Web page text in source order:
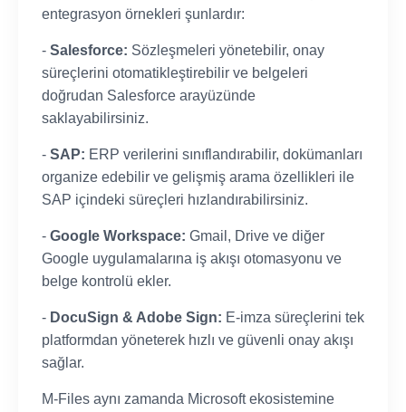
entegrasyon örnekleri şunlardır:
- Salesforce: Sözleşmeleri yönetebilir, onay
süreçlerini otomatikleştirebilir ve belgeleri
doğrudan Salesforce arayüzünde
saklayabilirsiniz.
- SAP: ERP verilerini sınıflandırabilir, dokümanları
organize edebilir ve gelişmiş arama özellikleri ile
SAP içindeki süreçleri hızlandırabilirsiniz.
- Google Workspace: Gmail, Drive ve diğer
Google uygulamalarına iş akışı otomasyonu ve
belge kontrolü ekler.
- DocuSign & Adobe Sign: E-imza süreçlerini tek
platformdan yöneterek hızlı ve güvenli onay akışı
sağlar.
M-Files aynı zamanda Microsoft ekosistemine